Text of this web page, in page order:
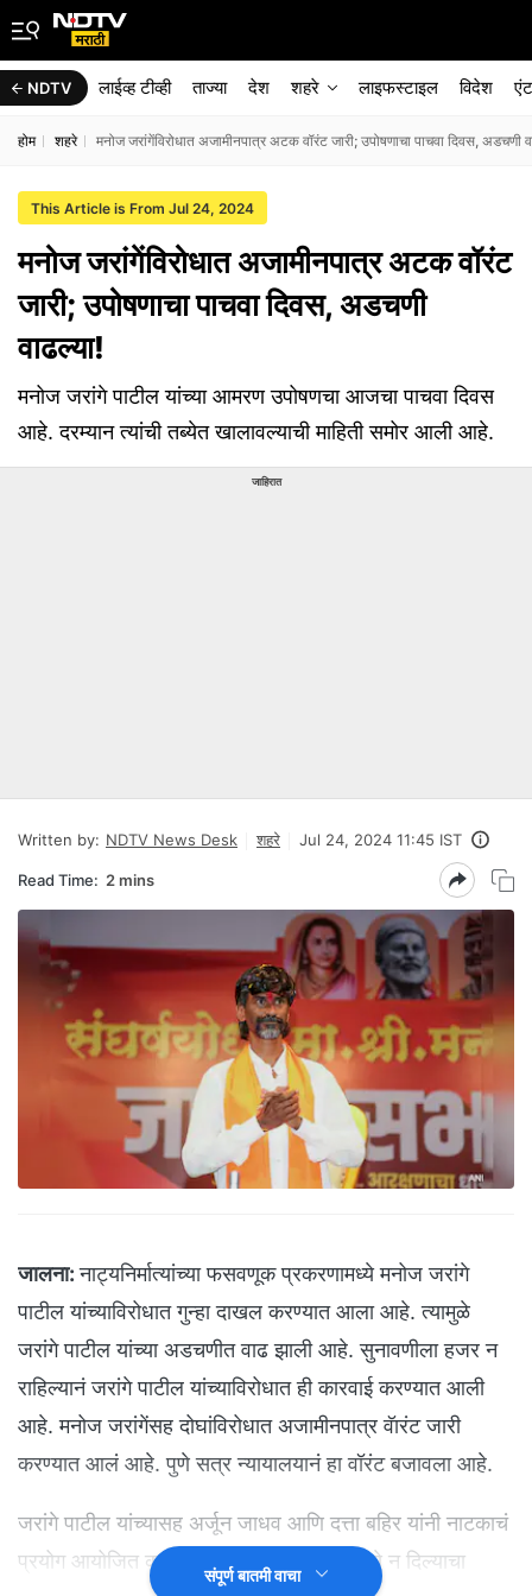
NDTV लाईव्ह टीव्ही ताज्या देश शहरे लाइफस्टाइल विदेश
होम शहरे मनोज जरांगेंविरोधात अजामीनपात्र अटक वॉरंट जारी; उपोषणाचा पाचवा दिवस, अडचणी
This Article is From Jul 24, 2024
मनोज जरांगेंविरोधात अजामीनपात्र अटक वॉरंट
जारी; उपोषणाचा पाचवा दिवस, अडचणी
वाढल्या!
मनोज जरांगे पाटील यांच्या आमरण उपोषणचा आजचा पाचवा दिवस
आहे. दरम्यान त्यांची तब्येत खालावल्याची माहिती समोर आली आहे.
जाहिरात
Written by: NDTV News Desk शहरे Jul 24, 2024 11:45 IST
Read Time: 2 mins
जालना: नाट्यनिर्मात्यांच्या फसवणूक प्रकरणामध्ये मनोज जरांगे
पाटील यांच्याविरोधात गुन्हा दाखल करण्यात आला आहे. त्यामुळे
जरांगे पाटील यांच्या अडचणीत वाढ झाली आहे. सुनावणीला हजर न
राहिल्यानं जरांगे पाटील यांच्याविरोधात ही कारवाई करण्यात आली
आहे. मनोज जरांगेंसह दोघांविरोधात अजामीनपात्र वॅारंट जारी
करण्यात आलं आहे. पुणे सत्र न्यायालयानं हा वॉरंट बजावला आहे.
जरांगे पाटील यांच्यासह अर्जून जाधव आणि दत्ता बहिर यांनी नाटकाचं
प्रयोग आयोजित करून नाट्यनिर्मात्याला त्याचे पैसे न दिल्याचा
संपूर्ण बातमी वाचा